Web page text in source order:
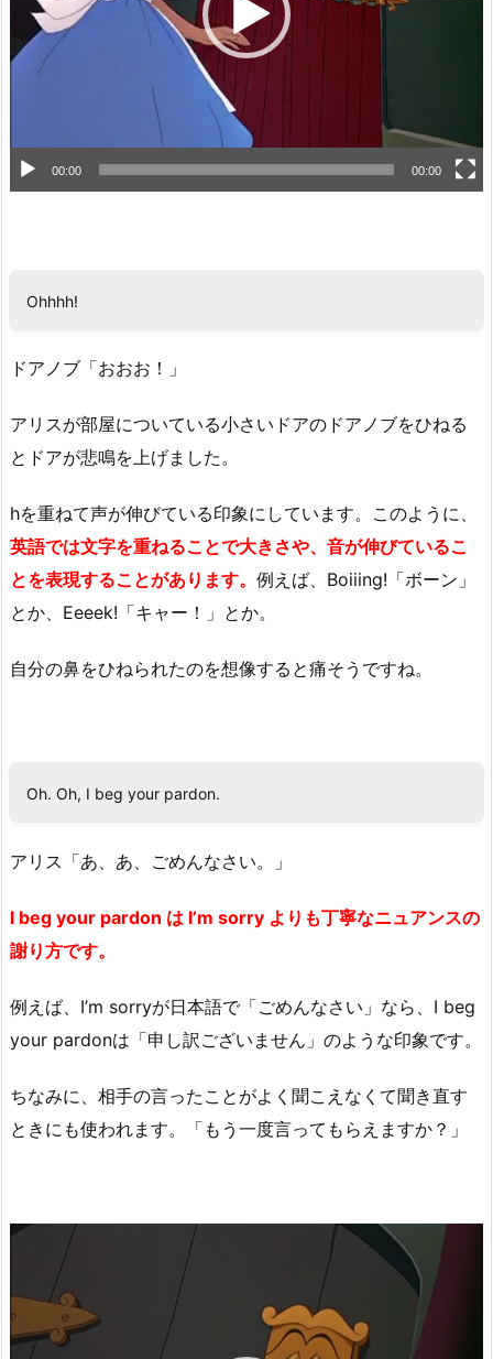
ー
00:00 00:00
Ohhhh!
ドアノブ「おおお！」
アリスが部屋についている小さいドアのドアノブをひねる
とドアが悲鳴を上げました。
hを重ねて声が伸びている印象にしています。このように、
英語では文字を重ねることで大きさや、音が伸びているこ
とを表現することがあります。 例えば、Boiiing!「ボーン」
とか、Eeeek!「キャー！」とか。
自分の鼻をひねられたのを想像すると痛そうですね。
Oh. Oh, I beg your pardon.
アリス「あ、あ、ごめんなさい。」
I beg your pardon は I’m sorry よりも丁寧なニュアンスの
謝り方です。
例えば、I’m sorryが日本語で「ごめんなさい」なら、I beg
your pardonは「申し訳ございません」のような印象です。
ちなみに、相手の言ったことがよく聞こえなくて聞き直す
ときにも使われます。「もう一度言ってもらえますか？」
動
プ
レ